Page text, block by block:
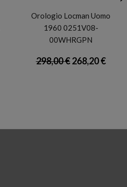
Orologio Locman Uomo
1960 0251V08-
00WHRGPN
298,00 €268,20 €